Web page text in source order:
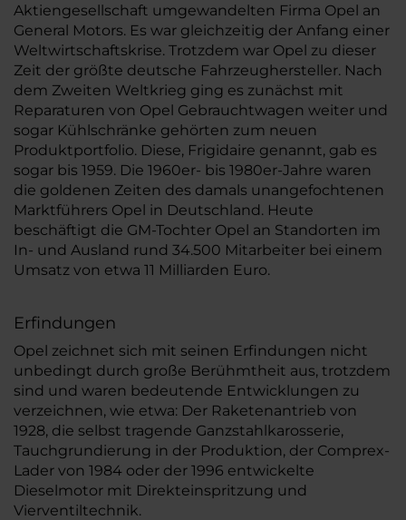
Aktiengesellschaft umgewandelten Firma Opel an
General Motors. Es war gleichzeitig der Anfang einer
Weltwirtschaftskrise. Trotzdem war Opel zu dieser
Zeit der größte deutsche Fahrzeughersteller. Nach
dem Zweiten Weltkrieg ging es zunächst mit
Reparaturen von Opel Gebrauchtwagen weiter und
sogar Kühlschränke gehörten zum neuen
Produktportfolio. Diese, Frigidaire genannt, gab es
sogar bis 1959. Die 1960er- bis 1980er-Jahre waren
die goldenen Zeiten des damals unangefochtenen
Marktführers Opel in Deutschland. Heute
beschäftigt die GM-Tochter Opel an Standorten im
In- und Ausland rund 34.500 Mitarbeiter bei einem
Umsatz von etwa 11 Milliarden Euro.
Erfindungen
Opel zeichnet sich mit seinen Erfindungen nicht
unbedingt durch große Berühmtheit aus, trotzdem
sind und waren bedeutende Entwicklungen zu
verzeichnen, wie etwa: Der Raketenantrieb von
1928, die selbst tragende Ganzstahlkarosserie,
Tauchgrundierung in der Produktion, der Comprex-
Lader von 1984 oder der 1996 entwickelte
Dieselmotor mit Direkteinspritzung und
Vierventiltechnik.